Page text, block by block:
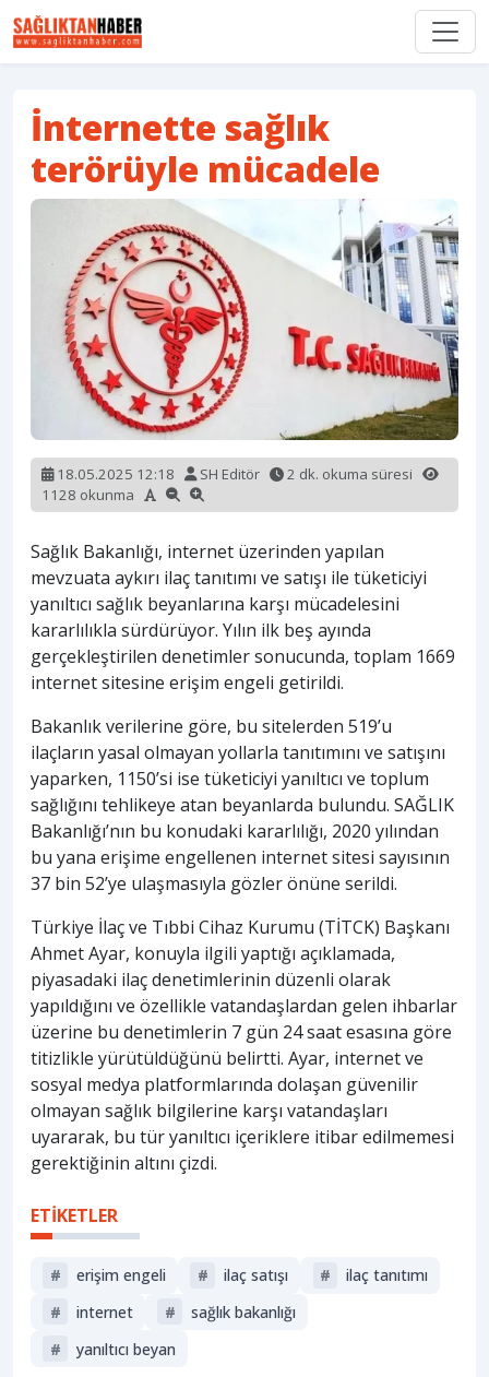
İnternette sağlık
terörüyle mücadele
18.05.2025 12:18 SH Editör
2 dk. okuma süresi
1128 okunma
Sağlık Bakanlığı, internet üzerinden yapılan
mevzuata aykırı ilaç tanıtımı ve satışı ile tüketiciyi
yanıltıcı sağlık beyanlarına karşı mücadelesini
kararlılıkla sürdürüyor. Yılın ilk beş ayında
gerçekleştirilen denetimler sonucunda, toplam 1669
internet sitesine erişim engeli getirildi.
Bakanlık verilerine göre, bu sitelerden 519’u
ilaçların yasal olmayan yollarla tanıtımını ve satışını
yaparken, 1150’si ise tüketiciyi yanıltıcı ve toplum
sağlığını tehlikeye atan beyanlarda bulundu. SAĞLIK
Bakanlığı’nın bu konudaki kararlılığı, 2020 yılından
bu yana erişime engellenen internet sitesi sayısının
37 bin 52’ye ulaşmasıyla gözler önüne serildi.
Türkiye İlaç ve Tıbbi Cihaz Kurumu (TİTCK) Başkanı
Ahmet Ayar, konuyla ilgili yaptığı açıklamada,
piyasadaki ilaç denetimlerinin düzenli olarak
yapıldığını ve özellikle vatandaşlardan gelen ihbarlar
üzerine bu denetimlerin 7 gün 24 saat esasına göre
titizlikle yürütüldüğünü belirtti. Ayar, internet ve
sosyal medya platformlarında dolaşan güvenilir
olmayan sağlık bilgilerine karşı vatandaşları
uyararak, bu tür yanıltıcı içeriklere itibar edilmemesi
gerektiğinin altını çizdi.
ETİKETLER
# erişim engeli # i̇laç satışı #
ilaç tanıtımı
#
i̇nternet #
sağlik bakanliği
#
yanıltıcı beyan